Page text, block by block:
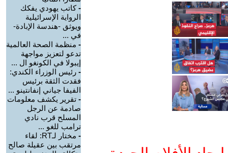
-كاتب يهودي يفكك
الرواية الإسرائيلية
ويوثق -هندسة الإبادة-
في ...
- منظمة الصحة العالمية
تدعو لتعزيز مواجهة
إيبولا في الكونغو ال ...
- رئيس الوزراء الكندي:
فقدت الثقة برئيس
الفيفا جياني إنفانتينو ...
- تقرير يكشف معلومات
صادمة عن الرجل
المسلح قرب نادي
ترامب للغو ...
-
مختار لـRT: لقاء
مرتقب بين عقيلة صالح